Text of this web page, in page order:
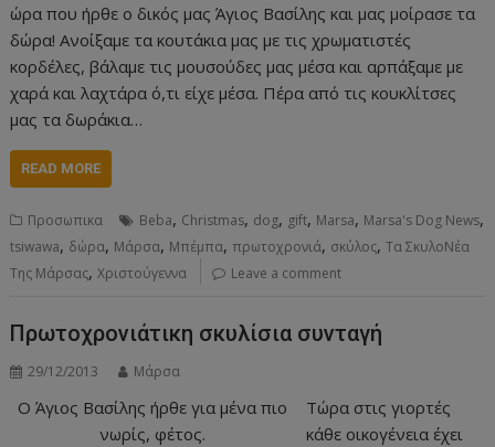
ώρα που ήρθε ο δικός μας Άγιος Βασίλης και μας μοίρασε τα
δώρα! Ανοίξαμε τα κουτάκια μας με τις χρωματιστές
κορδέλες, βάλαμε τις μουσούδες μας μέσα και αρπάξαμε με
χαρά και λαχτάρα ό,τι είχε μέσα. Πέρα από τις κουκλίτσες
μας τα δωράκια…
READ MORE
Προσωπικα Beba, Christmas, dog, gift, Marsa, Marsa's Dog News,
tsiwawa, δώρα, Μάρσα, Μπέμπα, πρωτοχρονιά, σκύλος,Τα ΣκυλοΝέα
Της Μάρσας,Χριστούγεννα Leave a comment
Πρωτοχρονιάτικη σκυλίσια συνταγή
29/12/2013 Μάρσα
Ο Άγιος Βασίλης ήρθε για μένα πιο
νωρίς, φέτος.
Τώρα στις γιορτές
κάθε οικογένεια έχει